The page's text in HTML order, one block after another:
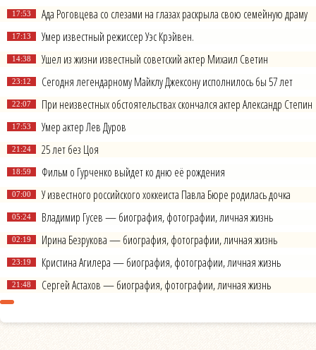
17:53 Ада Роговцева со слезами на глазах раскрыла свою семейную драму
17:13 Умер известный режиссер Уэс Крэйвен.
14:38 Ушел из жизни известный советский актер Михаил Светин
23:12 Сегодня легендарному Майклу Джексону исполнилось бы 57 лет
22:07 При неизвестных обстоятельствах скончался актер Александр Степин
17:53 Умер актер Лев Дуров
21:24 25 лет без Цоя
18:59 Фильм о Гурченко выйдет ко дню её рождения
07:00 У известного российского хоккеиста Павла Бюре родилась дочка
05:24 Владимир Гусев — биография, фотографии, личная жизнь
02:19 Ирина Безрукова — биография, фотографии, личная жизнь
23:19 Кристина Агилера — биография, фотографии, личная жизнь
21:48 Сергей Астахов — биография, фотографии, личная жизнь